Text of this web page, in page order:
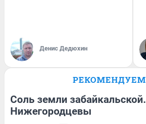
Денис Дедюхин
РЕКОМЕНДУЕМ
Соль земли забайкальской.
Нижегородцевы